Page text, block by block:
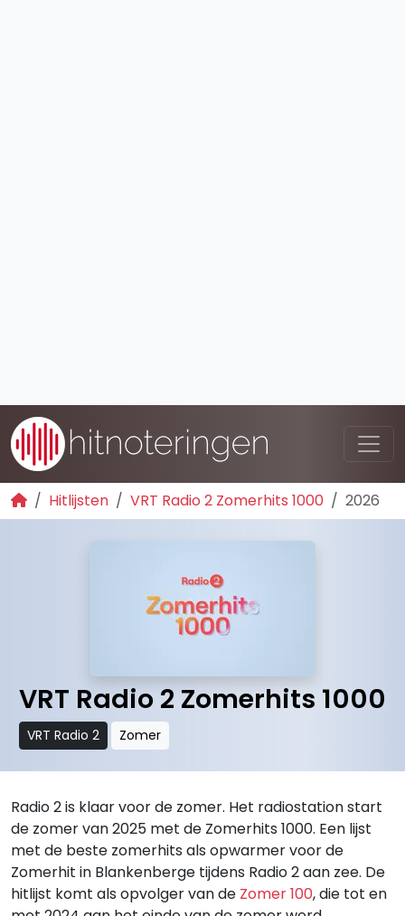
Hitlijsten VRT Radio 2 Zomerhits 1000 2026
VRT Radio 2 Zomerhits 1000
VRT Radio 2 Zomer
Radio 2 is klaar voor de zomer. Het radiostation start
de zomer van 2025 met de Zomerhits 1000. Een lijst
met de beste zomerhits als opwarmer voor de
Zomerhit in Blankenberge tijdens Radio 2 aan zee. De
hitlijst komt als opvolger van de Zomer 100, die tot en